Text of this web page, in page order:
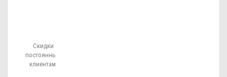
ОДИНСкидки
постоянным
клиентам!